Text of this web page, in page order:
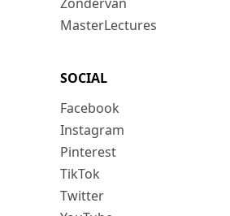
MasterLectures
SOCIAL
Facebook
Instagram
Pinterest
TikTok
Twitter